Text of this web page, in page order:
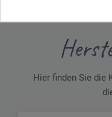
Hier finden Sie die